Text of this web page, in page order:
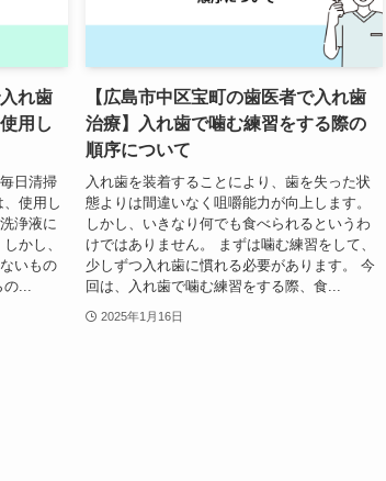
れ歯
用し
日清掃
使用し
浄液に
かし、
いもの
...
【広島市中区宝町の歯医者で入れ歯
治療】入れ歯で噛む練習をする際の
順序について
入れ歯を装着することにより、歯を失った状
態よりは間違いなく咀嚼能力が向上します。
しかし、いきなり何でも食べられるというわ
けではありません。 まずは噛む練習をして、
少しずつ入れ歯に慣れる必要があります。 今
回は、入れ歯で噛む練習をする際、食...
2025年1月16日